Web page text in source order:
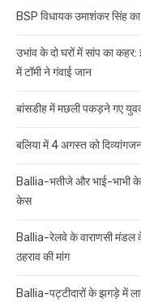
BSP विधायक उमाशंकर सिंह
उभांव के दो घरों में सांप का
में टॉमी ने गंवाई जान
बांसडीह में मछली पकड़ने गए
बलिया में 4 अगस्त को
Ballia-भतीजे और भाई-भाभी के
केस
Ballia-रेलवे के वाराणसी मंडल
ठहराव की मांग
Ballia-पट्टीदारों के झगड़े में